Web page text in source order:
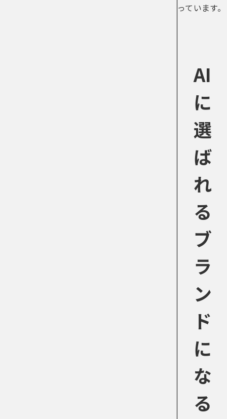
っています。
AI
に
選
ば
れ
る
ブ
ラ
ン
ド
に
な
る